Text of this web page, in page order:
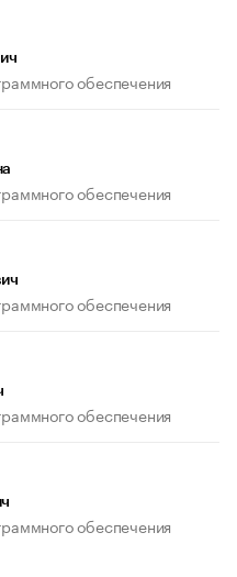
обеспечения
обеспечения
обеспечения
обеспечения
обеспечения